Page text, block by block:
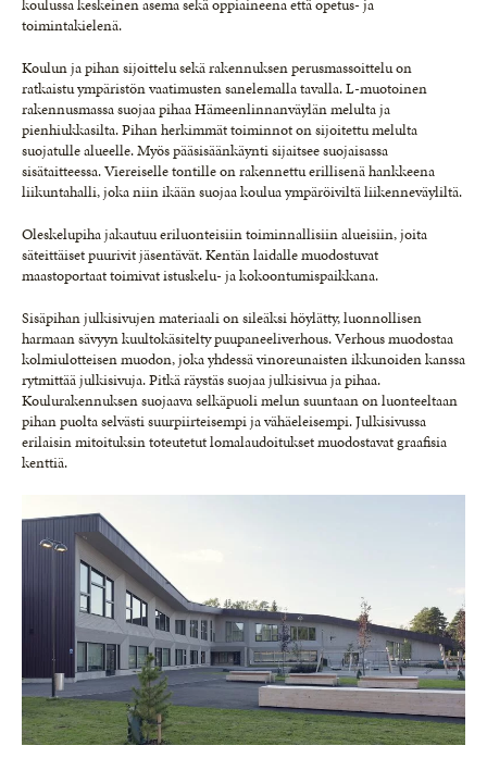
koulussa keskeinen asema sekä oppiaineena että opetus- ja
toimintakielenä.
Koulun ja pihan sijoittelu sekä rakennuksen perusmassoittelu on
ratkaistu ympäristön vaatimusten sanelemalla tavalla. L-muotoinen
rakennusmassa suojaa pihaa Hämeenlinnanväylän melulta ja
pienhiukkasilta. Pihan herkimmät toiminnot on sijoitettu melulta
suojatulle alueelle. Myös pääsisäänkäynti sijaitsee suojaisassa
sisätaitteessa. Viereiselle tontille on rakennettu erillisenä hankkeena
liikuntahalli, joka niin ikään suojaa koulua ympäröiviltä liikenneväyliltä.
Oleskelupiha jakautuu eriluonteisiin toiminnallisiin alueisiin, joita
säteittäiset puurivit jäsentävät. Kentän laidalle muodostuvat
maastoportaat toimivat istuskelu- ja kokoontumispaikkana.
Sisäpihan julkisivujen materiaali on sileäksi höylätty, luonnollisen
harmaan sävyyn kuultokäsitelty puupaneeliverhous. Verhous muodostaa
kolmiulotteisen muodon, joka yhdessä vinoreunaisten ikkunoiden kanssa
rytmittää julkisivuja. Pitkä räystäs suojaa julkisivua ja pihaa.
Koulurakennuksen suojaava selkäpuoli melun suuntaan on luonteeltaan
pihan puolta selvästi suurpiirteisempi ja vähäeleisempi. Julkisivussa
erilaisin mitoituksin toteutetut lomalaudoitukset muodostavat graafisia
kenttiä.